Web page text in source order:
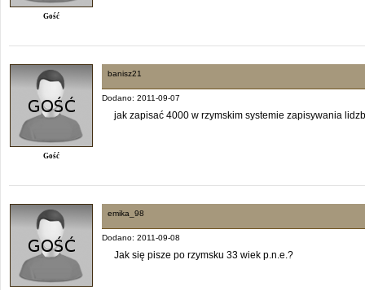
Gość
Gość
banisz21
Dodano: 2011-09-07
jak zapisać 4000 w rzymskim systemie zapisywania
emika_98
Dodano: 2011-09-08
Jak się pisze po rzymsku 33 wiek p.n.e.?